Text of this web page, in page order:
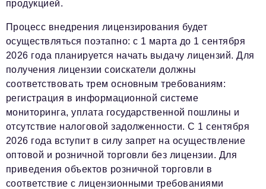
продукцией.
Процесс внедрения лицензирования будет
осуществляться поэтапно: с 1 марта до 1 сентября
2026 года планируется начать выдачу лицензий. Для
получения лицензии соискатели должны
соответствовать трем основным требованиям:
регистрация в информационной системе
мониторинга, уплата государственной пошлины и
отсутствие налоговой задолженности. С 1 сентября
2026 года вступит в силу запрет на осуществление
оптовой и розничной торговли без лицензии. Для
приведения объектов розничной торговли в
соответствие с лицензионными требованиями